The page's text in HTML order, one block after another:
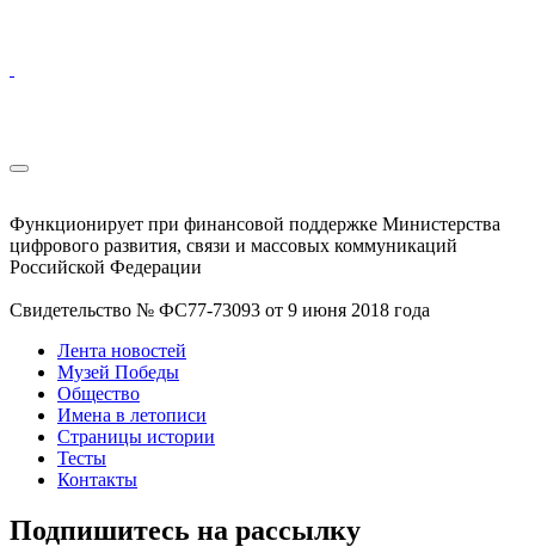
Функционирует при финансовой поддержке Министерства
цифрового развития, связи и массовых коммуникаций
Российской Федерации
Свидетельство № ФС77-73093 от 9 июня 2018 года
Лента новостей
Музей Победы
Общество
Имена в летописи
Страницы истории
Тесты
Контакты
Подпишитесь на рассылку